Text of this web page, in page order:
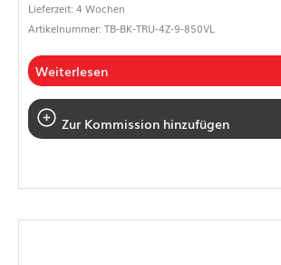
Lieferzeit: 4 Wochen
Artikelnummer: TB-BK-TRU-4Z-9-850VL
Weiterlesen
Zur Kommission hinzufügen